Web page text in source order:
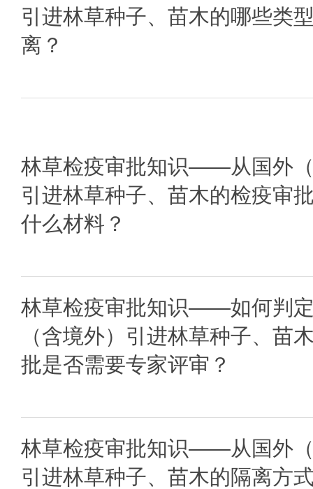
引进林草种子、苗木的哪些类
离？
林草检疫审批知识——从国外
引进林草种子、苗木的检疫审
什么材料？
林草检疫审批知识——如何判
（含境外）引进林草种子、苗
批是否需要专家评审？
林草检疫审批知识——从国外
引进林草种子、苗木的隔离方